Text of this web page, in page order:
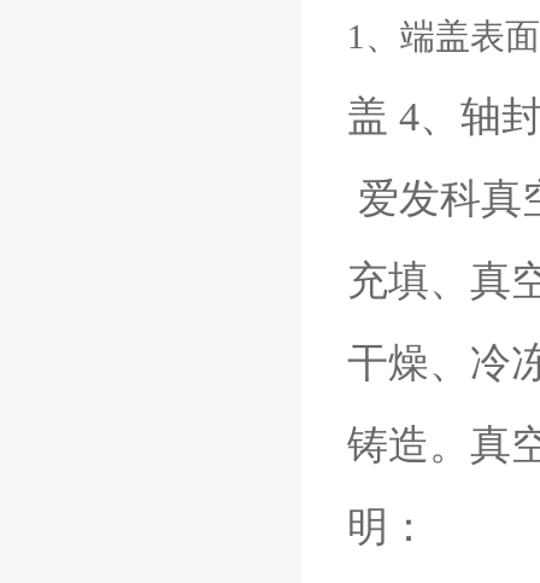
1、端盖表
盖 4、轴
爱发科真
充填、真
干燥、冷
铸造。真
明：